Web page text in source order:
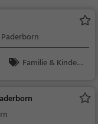
Familie & Kinder,